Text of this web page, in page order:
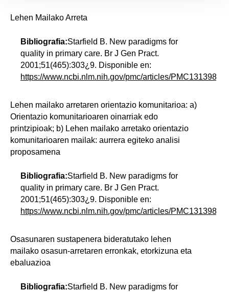
Lehen Mailako Arreta
Bibliografia:Starfield B. New paradigms for
quality in primary care. Br J Gen Pract.
2001;51(465):303¿9. Disponible en:
https://www.ncbi.nlm.nih.gov/pmc/articles/PMC1313982/
Lehen mailako arretaren orientazio komunitarioa: a)
Orientazio komunitarioaren oinarriak edo
printzipioak; b) Lehen mailako arretako orientazio
komunitarioaren mailak: aurrera egiteko analisi
proposamena
Bibliografia:Starfield B. New paradigms for
quality in primary care. Br J Gen Pract.
2001;51(465):303¿9. Disponible en:
https://www.ncbi.nlm.nih.gov/pmc/articles/PMC1313982/
Osasunaren sustapenera bideratutako lehen
mailako osasun-arretaren erronkak, etorkizuna eta
ebaluazioa
Bibliografia:Starfield B. New paradigms for